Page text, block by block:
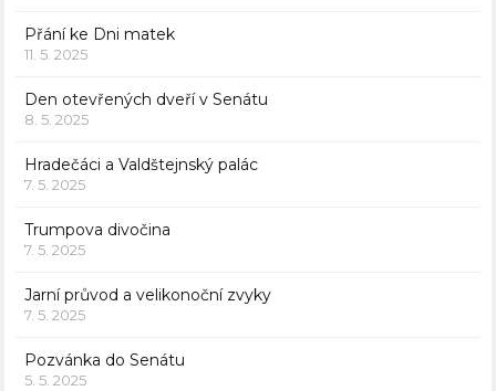
Přání ke Dni matek
11. 5. 2025
Den otevřených dveří v Senátu
8. 5. 2025
Hradečáci a Valdštejnský palác
7. 5. 2025
Trumpova divočina
7. 5. 2025
Jarní průvod a velikonoční zvyky
7. 5. 2025
Pozvánka do Senátu
5. 5. 2025